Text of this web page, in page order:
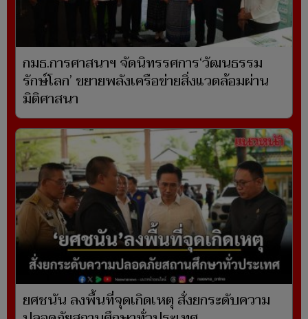
กมธ.การศาสนาฯ จัดนิทรรศการ‘วัฒนธรรม
รักษ์โลก’ ขยายพลังเครือข่ายสิ่งแวดล้อมผ่าน
มิติศาสนา
ยศชนัน ลงพื้นที่จุดเกิดเหตุ สั่งยกระดับความ